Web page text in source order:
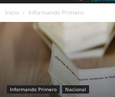
Inicio Informando Primero
Informando Primero Nacional